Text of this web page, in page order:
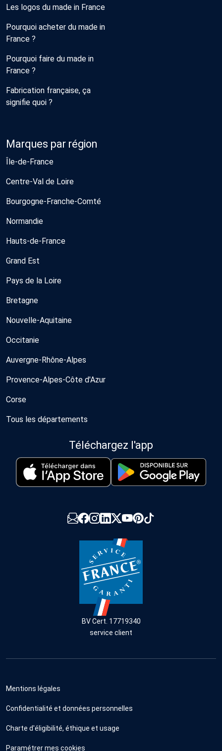
Les logos du made in France
Pourquoi acheter du made in
France ?
Pourquoi faire du made in
France ?
Fabrication française, ça
signifie quoi ?
Marques par région
Île-de-France
Centre-Val de Loire
Bourgogne-Franche-Comté
Normandie
Hauts-de-France
Grand Est
Pays de la Loire
Bretagne
Nouvelle-Aquitaine
Occitanie
Auvergne-Rhône-Alpes
Provence-Alpes-Côte d'Azur
Corse
Tous les départements
Téléchargez l'app
BV Cert. 17719340
service client
Mentions légales
Confidentialité et données personnelles
Charte d'éligibilité, éthique et usage
Paramétrer mes cookies